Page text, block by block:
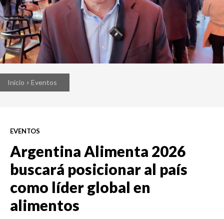
Inicio Eventos
EVENTOS
Argentina Alimenta 2026
buscará posicionar al país
como líder global en
alimentos